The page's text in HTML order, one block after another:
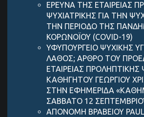
ΕΡΕΥΝΑ ΤΗΣ ΕΤΑΙΡΕΙΑΣ
ΨΥΧΙΑΤΡΙΚΗΣ ΓΙΑ ΤΗΝ
ΤΗΝ ΠΕΡΙΟΔΟ ΤΗΣ
ΚΟΡΩΝΟΪΟΥ (COVID-19)
ΥΦΥΠΟΥΡΓΕΙΟ ΨΥΧΙΚΗΣ
ΛΑΘΟΣ; ΑΡΘΡΟ ΤΟΥ
ΕΤΑΙΡΕΙΑΣ ΠΡΟΛΗΠΤΙΚΗΣ
ΚΑΘΗΓΗΤΟΥ ΓΕΩΡΓΙΟΥ
ΣΤΗΝ ΕΦΗΜΕΡΙΔΑ
ΣΑΒΒΑΤΟ 12
ΑΠΟΝΟΜΗ ΒΡΑΒΕΙΟΥ PAUL